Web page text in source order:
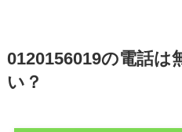
0120156019の電話は
い？